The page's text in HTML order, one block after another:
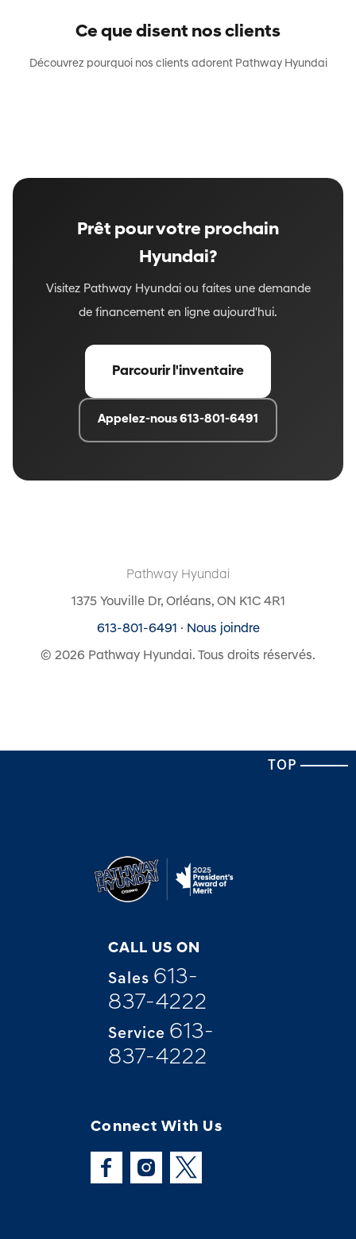
Ce que disent nos clients
Découvrez pourquoi nos clients adorent Pathway Hyundai
Prêt pour votre prochain
Hyundai?
Visitez Pathway Hyundai ou faites une demande
de financement en ligne aujourd'hui.
Parcourir l'inventaire
Appelez-nous 613-801-6491
Pathway Hyundai
1375 Youville Dr, Orléans, ON K1C 4R1
613-801-6491 · Nous joindre
© 2026 Pathway Hyundai. Tous droits réservés.
TOP
CALL US ON
Sales 613-
837-4222
Service 613-
837-4222
Connect With Us